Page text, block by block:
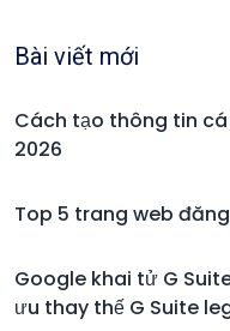
Bài viết mới
Cách tạo thông tin
2026
Top 5 trang web
Google khai tử G
ưu thay thế G Suite